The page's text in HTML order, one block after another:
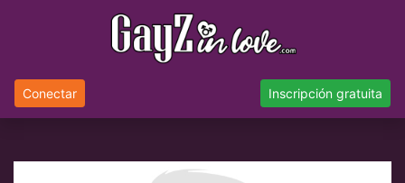
Conectar Inscripción gratuita